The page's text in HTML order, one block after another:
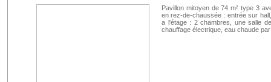
Pavillon mitoyen de 74 m² type 3
en rez-de-chaussée : entrée sur
a l'étage : 2 chambres, une salle
chauffage électrique, eau chaude